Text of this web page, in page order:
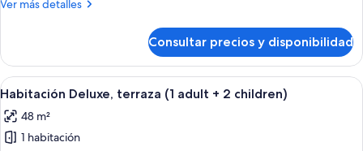
1
child)
Ver más detalles
Más
Deluxe,
terraza
(1
+
Consultar precios y disponibilidad
Abrir
todas
las
fotos
Un balcón con mesa y sillas, con
5
Habitación Deluxe, terraza (1 adult + 2 children)
48 m²
1 habitación